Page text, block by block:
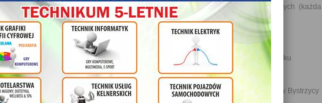
W konkursie wzięło udział 18 uczestników z gimnazjów i szkół ponadgimnazjalnych (każda
szkoła mogła wytypować jednego kandydata).
Laureaci z gimnazjum:
miejsce Ewa Dobrzyckaz Powiatowego Gimnazjum Dwujęzycznego w Kłodzku
(Chrobry)
miejsce
Karolina Jaśnikowskaz Gimnazjum nr 2 w Nowej Rudzie
miejsce
Aneta Klimczakz Gimnazjum w Zespole Szkół Ogólnokształcacych w Bystrzycy